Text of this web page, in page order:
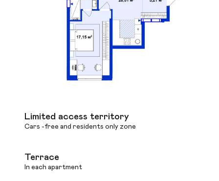
Limited access territory
Cars -free and residents only zone
Terrace
In each apartment